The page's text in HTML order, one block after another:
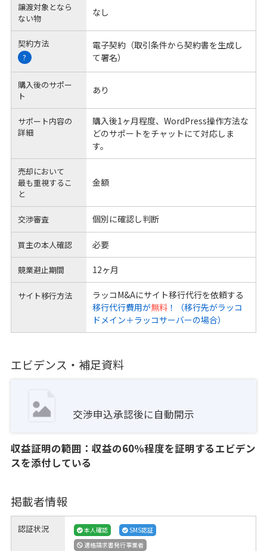
譲渡対象となら
ない物
なし
契約方法
?
電子契約（取引条件から契約書を生成し
て署名）
購入後のサポー
ト
あり
サポート内容の
詳細
購入後1ヶ月程度、WordPress操作方法な
どのサポートをチャットにて対応しま
す。
売却において
最も重視するこ
と
金額
交渉審査 個別に確認し判断
買主の本人確認 必要
競業避止期間 12ヶ月
サイト移行方法
ラッコM&Aにサイト移行代行を依頼する
移行代行費用が無料！（移行先がラッコ
ドメイン＋ラッコサーバーの場合）
エビデンス・補足資料
交渉申込承認後に自動開示
収益証明の範囲：収益の60％程度を証明するエビデン
スを添付している
掲載者情報
認証状況 本人確認
SMS認証
適格請求書発行事業者